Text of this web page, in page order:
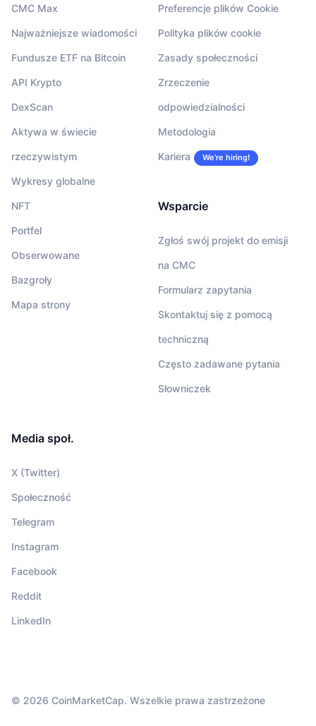
CMC Max
Najważniejsze wiadomości
Fundusze ETF na Bitcoin
API Krypto
DexScan
Aktywa w świecie
rzeczywistym
Wykresy globalne
NFT
Portfel
Obserwowane
Bazgroły
Mapa strony
Preferencje plików Cookie
Polityka plików cookie
Zasady społeczności
Zrzeczenie
odpowiedzialności
Metodologia
Kariera We’re hiring!
Wsparcie
Zgłoś swój projekt do emisji
na CMC
Formularz zapytania
Skontaktuj się z pomocą
techniczną
Często zadawane pytania
Słowniczek
Media społ.
X (Twitter)
Społeczność
Telegram
Instagram
Facebook
Reddit
LinkedIn
© 2026 CoinMarketCap. Wszelkie prawa zastrzeżone